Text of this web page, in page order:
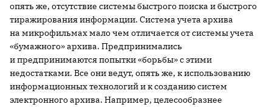
опять же, отсутствие системы быстрого поиска и быстрого
тиражирования информации. Система учета архива
на микрофильмах мало чем отличается от системы учета
«бумажного» архива. Предпринимались
и предпринимаются попытки «борьбы» с этими
недостатками. Все они ведут, опять же, к использованию
информационных технологий и к созданию систем
электронного архива. Например, целесообразнее